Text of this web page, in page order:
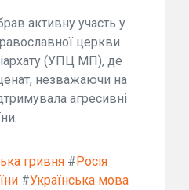
активну участь у
церкви
(УПЦ МП), де
незважаючи на
агресивні
гривня #Росія
#Українська мова